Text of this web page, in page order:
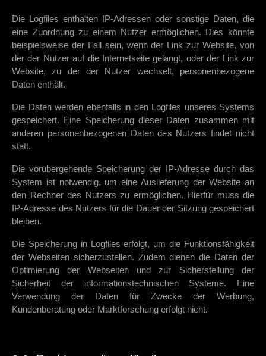
Die Logfiles enthalten IP-Adressen oder sonstige Daten, die
eine Zuordnung zu einem Nutzer ermöglichen. Dies könnte
beispielsweise der Fall sein, wenn der Link zur Website, von
der der Nutzer auf die Internetseite gelangt, oder der Link zur
Website, zu der der Nutzer wechselt, personenbezogene
Daten enthält.
Die Daten werden ebenfalls in den Logfiles unseres Systems
gespeichert. Eine Speicherung dieser Daten zusammen mit
anderen personenbezogenen Daten des Nutzers findet nicht
statt.
Die vorübergehende Speicherung der IP-Adresse durch das
System ist notwendig, um eine Auslieferung der Website an
den Rechner des Nutzers zu ermöglichen. Hierfür muss die
IP-Adresse des Nutzers für die Dauer der Sitzung gespeichert
bleiben.
Die Speicherung in Logfiles erfolgt, um die Funktionsfähigkeit
der Webseiten sicherzustellen. Zudem dienen die Daten der
Optimierung der Webseiten und zur Sicherstellung der
Sicherheit der informationstechnischen Systeme. Eine
Verwendung der Daten für Zwecke der Werbung,
Kundenberatung oder Marktforschung erfolgt nicht.